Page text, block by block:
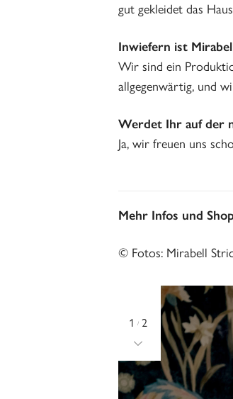
gut gekleidet das
Inwiefern ist
Wir sind ein
allgegenwärtig, und
Werdet Ihr auf der
Ja, wir freuen uns
Mehr Infos und
© Fotos: Mirabell
1 / 2